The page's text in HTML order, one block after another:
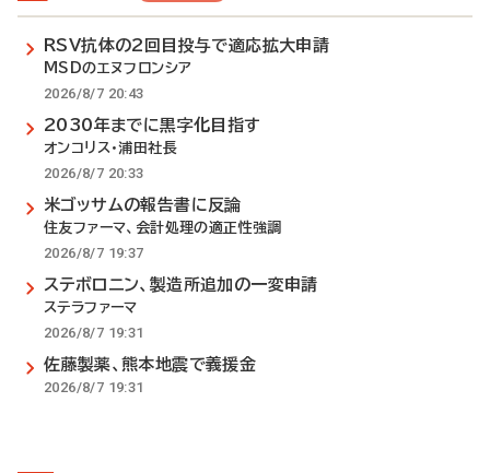
RSV抗体の2回目投与で適応拡大申請
MSDのエヌフロンシア
2026/8/7 20:43
2030年までに黒字化目指す
オンコリス・浦田社長
2026/8/7 20:33
米ゴッサムの報告書に反論
住友ファーマ、会計処理の適正性強調
2026/8/7 19:37
ステボロニン、製造所追加の一変申請
ステラファーマ
2026/8/7 19:31
佐藤製薬、熊本地震で義援金
2026/8/7 19:31